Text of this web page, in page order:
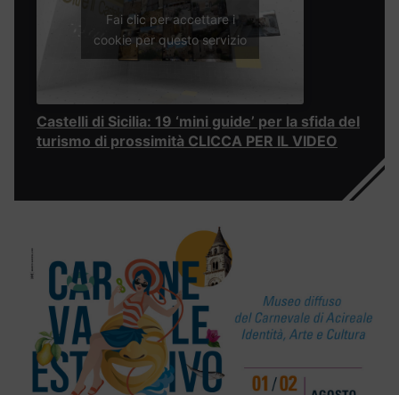
Fai clic per accettare i
cookie per questo servizio
Castelli di Sicilia: 19 ‘mini guide’ per la sfida del
turismo di prossimità CLICCA PER IL VIDEO